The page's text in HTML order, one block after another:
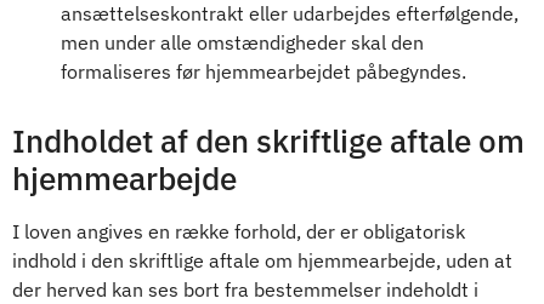
ansættelseskontrakt eller udarbejdes efterfølgende,
men under alle omstændigheder skal den
formaliseres før hjemmearbejdet påbegyndes.
Indholdet af den skriftlige aftale om
hjemmearbejde
I loven angives en række forhold, der er obligatorisk
indhold i den skriftlige aftale om hjemmearbejde, uden at
der herved kan ses bort fra bestemmelser indeholdt i